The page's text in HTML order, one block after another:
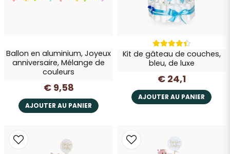
Ballon en aluminium, Joyeux
anniversaire, Mélange de
couleurs
€ 9,58
AJOUTER AU PANIER
Kit de gâteau de couches,
bleu, de luxe
€ 24,1
AJOUTER AU PANIER